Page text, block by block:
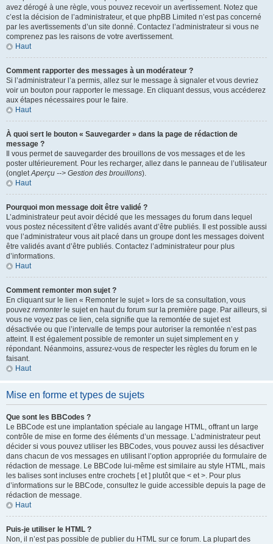
avez dérogé à une règle, vous pouvez recevoir un avertissement. Notez que
c’est la décision de l’administrateur, et que phpBB Limited n’est pas concerné
par les avertissements d’un site donné. Contactez l’administrateur si vous ne
comprenez pas les raisons de votre avertissement.
Haut
Comment rapporter des messages à un modérateur ?
Si l’administrateur l’a permis, allez sur le message à signaler et vous devriez
voir un bouton pour rapporter le message. En cliquant dessus, vous accéderez
aux étapes nécessaires pour le faire.
Haut
À quoi sert le bouton « Sauvegarder » dans la page de rédaction de
message ?
Il vous permet de sauvegarder des brouillons de vos messages et de les
poster ultérieurement. Pour les recharger, allez dans le panneau de l’utilisateur
(ongletAperçu --> Gestion des brouillons).
Haut
Pourquoi mon message doit être validé ?
L’administrateur peut avoir décidé que les messages du forum dans lequel
vous postez nécessitent d’être validés avant d’être publiés. Il est possible aussi
que l’administrateur vous ait placé dans un groupe dont les messages doivent
être validés avant d’être publiés. Contactez l’administrateur pour plus
d’informations.
Haut
Comment remonter mon sujet ?
En cliquant sur le lien « Remonter le sujet » lors de sa consultation, vous
pouvez remonterle sujet en haut du forum sur la première page. Par ailleurs, si
vous ne voyez pas ce lien, cela signifie que la remontée de sujet est
désactivée ou que l’intervalle de temps pour autoriser la remontée n’est pas
atteint. Il est également possible de remonter un sujet simplement en y
répondant. Néanmoins, assurez-vous de respecter les règles du forum en le
faisant.
Haut
Mise en forme et types de sujets
Que sont les BBCodes ?
Le BBCode est une implantation spéciale au langage HTML, offrant un large
contrôle de mise en forme des éléments d’un message. L’administrateur peut
décider si vous pouvez utiliser les BBCodes, vous pouvez aussi les désactiver
dans chacun de vos messages en utilisant l’option appropriée du formulaire de
rédaction de message. Le BBCode lui-même est similaire au style HTML, mais
les balises sont incluses entre crochets [ et ] plutôt que < et >. Pour plus
d’informations sur le BBCode, consultez le guide accessible depuis la page de
rédaction de message.
Haut
Puis-je utiliser le HTML ?
Non, il n’est pas possible de publier du HTML sur ce forum. La plupart des